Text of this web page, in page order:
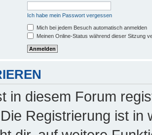
Ich habe mein Passwort vergessen
Mich bei jedem Besuch automatisch anmelden
Meinen Online-Status während dieser Sitzung
in diesem Forum
Registrierung ist in